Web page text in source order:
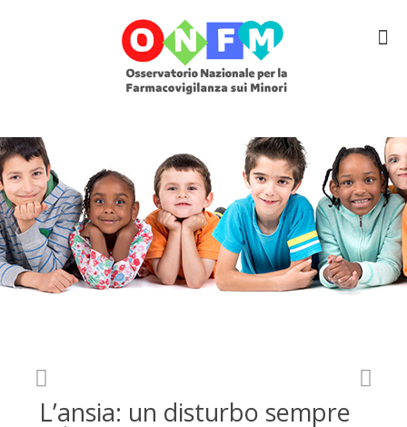
L’ansia: un disturbo sempre